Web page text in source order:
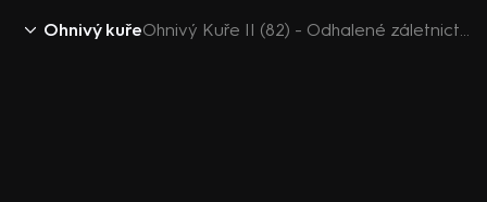
Ohnivý kuře Ohnivý Kuře II (82) - Odhalené záletnictví